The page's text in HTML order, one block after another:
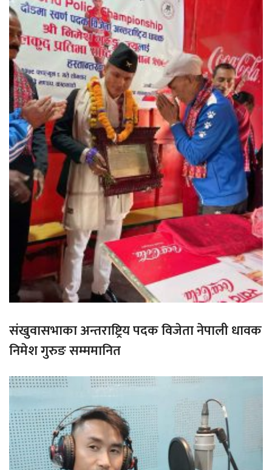
संखुवासभाका अन्तराष्ट्रिय पदक विजेता नेपाली धावक
निमेश गुरुङ सम्ममानित